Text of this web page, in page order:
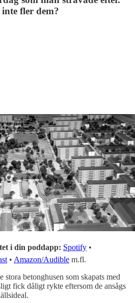
fler dem?
i din poddapp: Spotify •
• Amazon/Audible m.fl.
stora betonghusen som skapats med
fick dåligt rykte eftersom de ansågs